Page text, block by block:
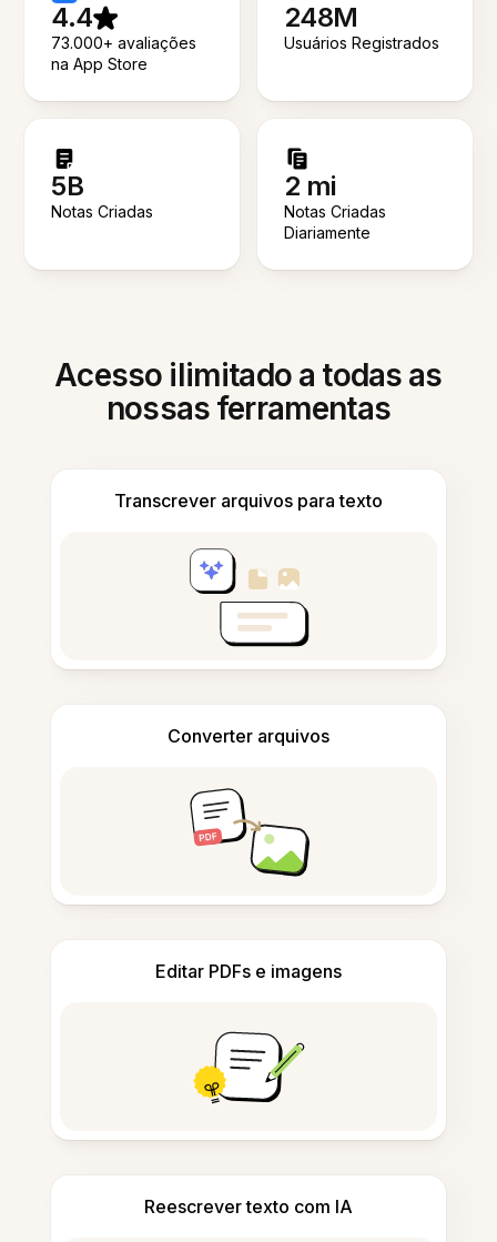
4.4
73.000+ avaliações
na App Store
248M
Usuários Registrados
5B
Notas Criadas
2 mi
Notas Criadas
Diariamente
Acesso ilimitado a todas as
nossas ferramentas
Transcrever arquivos para texto
Converter arquivos
Editar PDFs e imagens
Reescrever texto com IA